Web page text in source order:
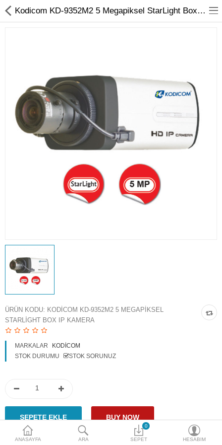
Kameralar
Kayıt Cihazları
Mobil Ürünler
Yangın Alarm Sistemleri
PDKS Sistemleri
Aksesuarlar
Plaka Tanıma Sistemi
Ürün Güvenlik Sistemleri
Aksiyon Kameraları
Para Birimi
ANASAYFA ARA
0
SEPET HESABIM
Kodicom KD-9352M2 5 Megapiksel StarLight Box IP Kamera
ÜRÜN KODU: KODICOM KD-9352M2 5 MEGAPIKSEL
STARLIGHT BOX IP KAMERA
MARKALAR
KODICOM
STOK DURUMU
STOK SORUNUZ